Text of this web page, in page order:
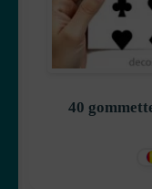
40